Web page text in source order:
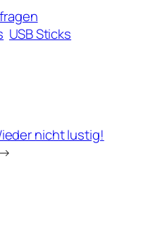
USB Sticks
nicht lustig!
→